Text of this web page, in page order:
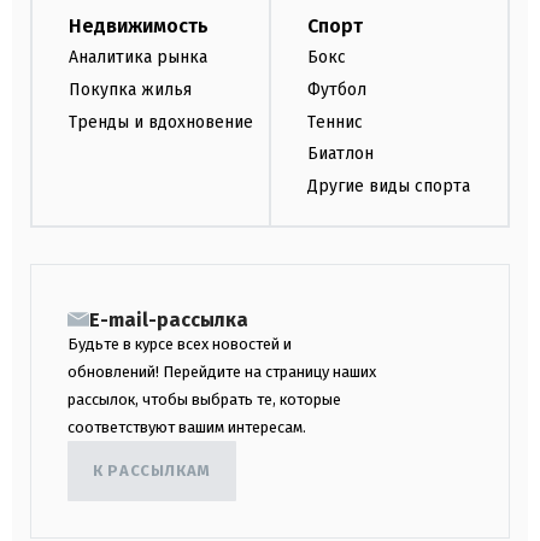
Недвижимость
Аналитика рынка
Покупка жилья
Тренды и вдохновение
Спорт
Бокс
Футбол
Теннис
Биатлон
Другие виды спорта
E-mail-рассылка
Будьте в курсе всех новостей и
обновлений! Перейдите на страницу наших
рассылок, чтобы выбрать те, которые
соответствуют вашим интересам.
К РАССЫЛКАМ